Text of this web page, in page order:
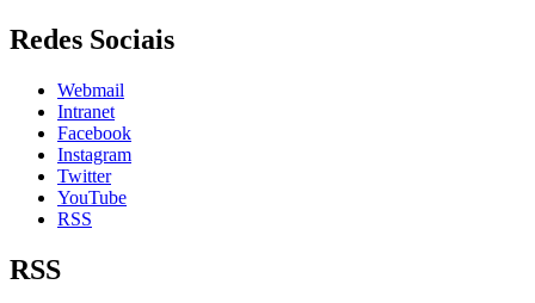
Redes Sociais
Webmail
Intranet
Facebook
Instagram
Twitter
YouTube
RSS
RSS